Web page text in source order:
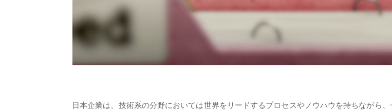
日本企業は、技術系の分野においては世界をリードするプロセスやノウハウを持ちながら